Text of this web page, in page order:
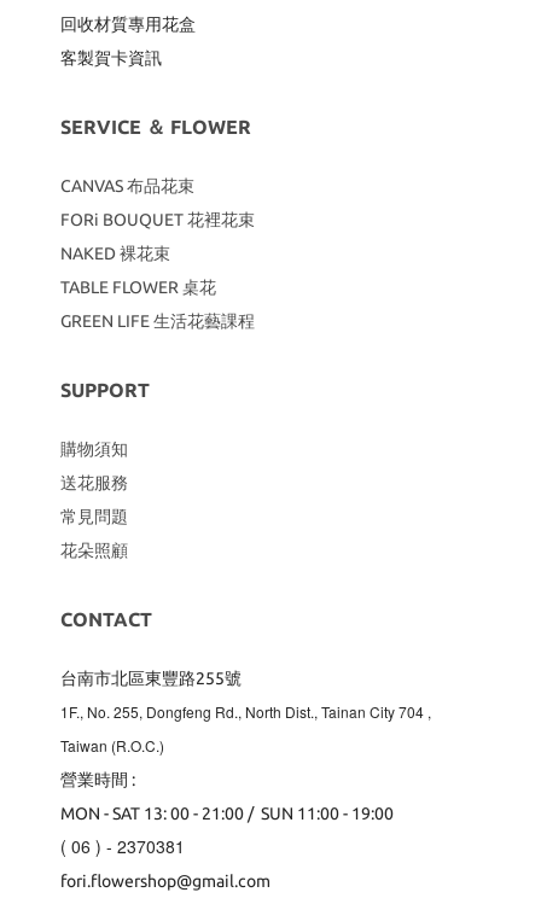
回收材質專用花盒
客製賀卡資訊
SERVICE ＆ FLOWER
CANVAS布品花束
FORi BOUQUET 花裡花束
NAKED 裸花束
TABLE FLOWER 桌花
GREEN LIFE 生活花藝課程
SUPPORT
購物須知
送花服務
常見問題
花朵照顧
CONTACT
台南市北區東豐路255號
1F., No. 255, Dongfeng Rd., North Dist., Tainan City 704 ,
Taiwan (R.O.C.)
營業時間 :
MON - SAT 13: 00 - 21:00 / SUN 11:00 - 19:00
( 06 ) - 2370381
fori.flowershop@gmail.com